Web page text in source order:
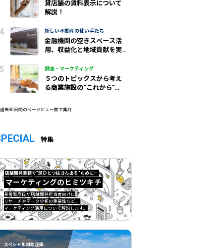
貸店舗の賃料表示について
解説！
新しい不動産の使い手たち
金融機関の空きスペース活
用、収益化と地域貢献を実
調査・マーケティング
５つのトピックスから考え
る商業施設の“これから”
去30日間のページビュー数で集計
特集
店舗開発業務で”頭ひとつ抜きん出る”ために—
マーケティングのヒミツキチ
長曽雅彦氏が店舗開発担当者向けに
リサーチやデータ分析の重要性など、
マーケティング活用について解説します。
ケティングのヒミツキチ">
スペシャル対談企画